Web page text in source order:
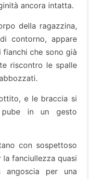
ancora intatta.
della ragazzina,
contorno, appare
fianchi che sono già
riscontro le spalle
e le braccia si
pube in un gesto
con sospettoso
la fanciullezza quasi
angoscia per una